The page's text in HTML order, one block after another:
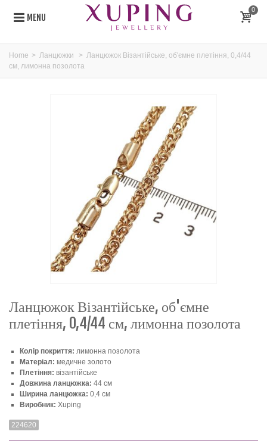
MENU
0
Home > Ланцюжки > Ланцюжок Візантійське, об'ємне плетіння, 0,4/44
см, лимонна позолота
Ланцюжок Візантійське, об'ємне
плетіння, 0,4/44 см, лимонна позолота
Колір покриття: лимонна позолота
Матеріал: медичне золото
Плетіння: візантійське
Довжина ланцюжка: 44 ​​см
Ширина ланцюжка: 0,4 см
Виробник: Xuping
224620